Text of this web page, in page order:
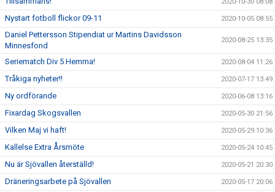
2020-10-30 08:08
Nystart fotboll flickor 09-11 2020-10-05 08:55
Daniel Pettersson Stipendiat ur Martins Davidsson
Minnesfond
2020-08-25 13:35
Seriematch Div 5 Hemma! 2020-08-04 11:26
Tråkiga nyheter!! 2020-07-17 13:49
Ny ordförande 2020-06-08 13:16
Fixardag Skogsvallen 2020-05-30 21:56
Vilken Maj vi haft! 2020-05-29 10:36
Kallelse Extra Årsmöte 2020-05-24 10:45
Nu är Sjövallen återställd! 2020-05-21 20:30
Dräneringsarbete på Sjövallen 2020-05-17 20:06